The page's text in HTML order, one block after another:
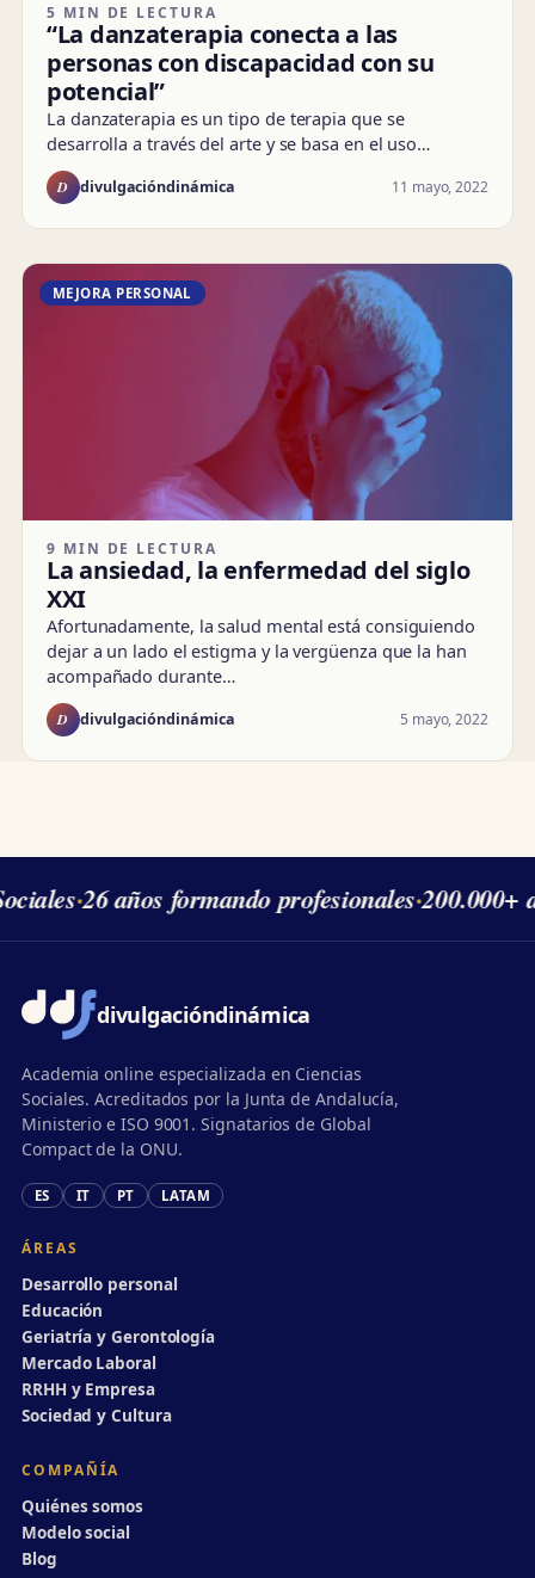
5 MIN DE LECTURA
“La danzaterapia conecta a las
personas con discapacidad con su
potencial”
La danzaterapia es un tipo de terapia que se
desarrolla a través del arte y se basa en el uso…
D divulgacióndinámica 11 mayo, 2022
MEJORA PERSONAL
9 MIN DE LECTURA
La ansiedad, la enfermedad del siglo
XXI
Afortunadamente, la salud mental está consiguiendo
dejar a un lado el estigma y la vergüenza que la han
acompañado durante…
D divulgacióndinámica 5 mayo, 2022
·26 años formando profesionales·200.000+
divulgacióndinámica
Academia online especializada en Ciencias
Sociales. Acreditados por la Junta de Andalucía,
Ministerio e ISO 9001. Signatarios de Global
Compact de la ONU.
ES IT PT LATAM
ÁREAS
Desarrollo personal
Educación
Geriatría y Gerontología
Mercado Laboral
RRHH y Empresa
Sociedad y Cultura
COMPAÑÍA
Quiénes somos
Modelo social
Blog